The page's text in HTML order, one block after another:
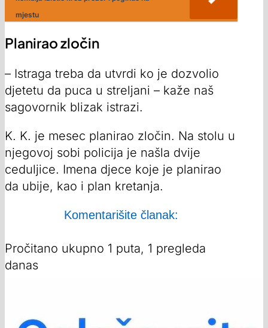
mjestu
Planirao zločin
– Istraga treba da utvrdi ko je dozvolio
djetetu da puca u streljani – kaže naš
sagovornik blizak istrazi.
K. K. je mesec planirao zločin. Na stolu u
njegovoj sobi policija je našla dvije
ceduljice. Imena djece koje je planirao
da ubije, kao i plan kretanja.
Komentarišite članak:
Pročitano ukupno 1 puta, 1 pregleda
danas